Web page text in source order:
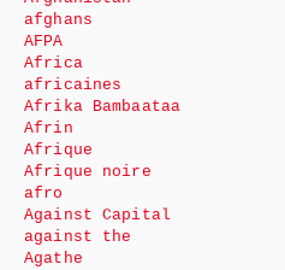
afghans
AFPA
Africa
africaines
Afrika Bambaataa
Afrin
Afrique
Afrique noire
afro
Against Capital
against the
Agathe